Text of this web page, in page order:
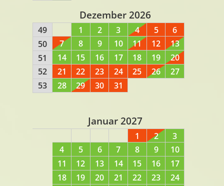
Dezember 2026
49
50
51
52
53
1 2 3 4 5
6
7
8 9 10 11 12
13
14
15 16 17 18 19
20
21
22 23 24 25 26
27
28
29 30 31
Januar 2027
1 2
3
4
5 6 7 8 9
10
11
12 13 14 15 16
17
18
19 20 21 22 23
24